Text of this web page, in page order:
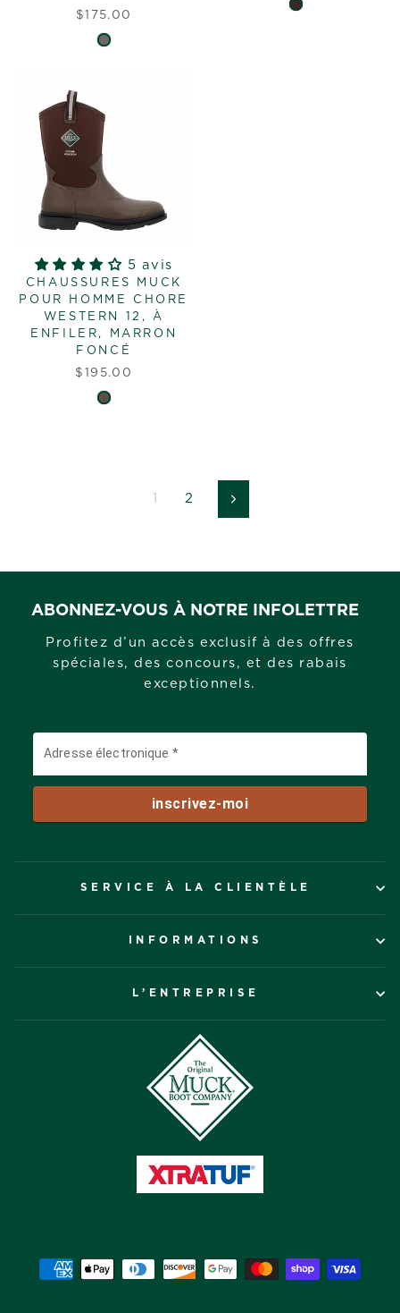
$175.00
5 avis
CHAUSSURES MUCK
POUR HOMME CHORE
WESTERN 12, À
ENFILER, MARRON
FONCÉ
$195.00
1 2 Suivant
ABONNEZ-VOUS À NOTRE INFOLETTRE
Profitez d’un accès exclusif à des offres
spéciales, des concours, et des rabais
exceptionnels.
SERVICE À LA CLIENTÈLE
INFORMATIONS
L’ENTREPRISE